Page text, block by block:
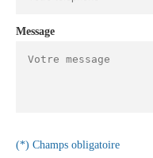
Message
(*) Champs obligatoire